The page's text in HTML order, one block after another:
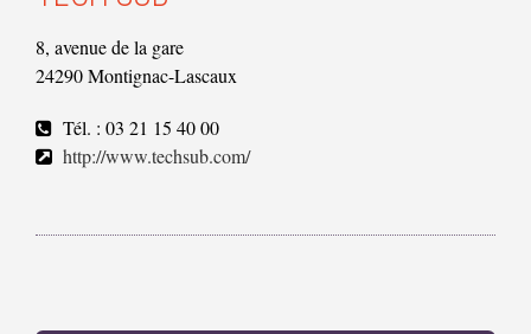
8, avenue de la gare
24290 Montignac-Lascaux
Tél. : 03 21 15 40 00
http://www.techsub.com/